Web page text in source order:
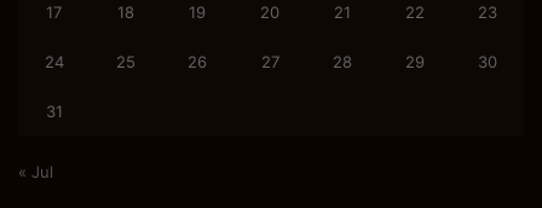
17 18 19 20 21 22 23
24 25 26 27 28 29 30
31
« Jul